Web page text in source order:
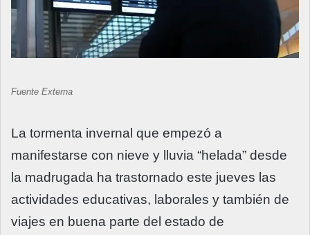
Fuente Externa
La tormenta invernal que empezó a
manifestarse con nieve y lluvia “helada” desde
la madrugada ha trastornado este jueves las
actividades educativas, laborales y también de
viajes en buena parte del estado de